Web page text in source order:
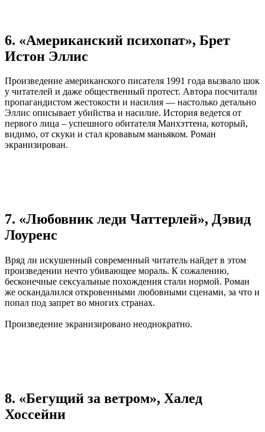
6. «Американский психопат», Брет
Истон Эллис
Произведение американского писателя 1991 года вызвало шок
у читателей и даже общественный протест. Автора посчитали
пропагандистом жестокости и насилия — настолько детально
Эллис описывает убийства и насилие. История ведется от
первого лица – успешного обитателя Манхэттена, который,
видимо, от скуки и стал кровавым маньяком. Роман
экранизирован.
7. «Любовник леди Чаттерлей», Дэвид
Лоуренс
Вряд ли искушенный современный читатель найдет в этом
произведении нечто убивающее мораль. К сожалению,
бесконечные сексуальные похождения стали нормой. Роман
же оскандалился откровенными любовными сценами, за что и
попал под запрет во многих странах.
Произведение экранизировано неоднократно.
8. «Бегущий за ветром», Халед
Хоссейни